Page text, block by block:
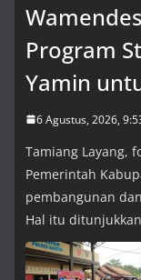
Program
Yamin
6 Agustus, 2026,
Tamiang Layang,
Pemerintah
pembangunan
Hal itu ditunjukkan